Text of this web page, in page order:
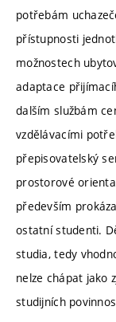
potřebám
přístupnosti
možnostech
adaptace
dalším službám
vzdělávacími
přepisovatelský
prostorové
především
ostatní studenti.
studia, tedy
nelze chápat jako
studijních